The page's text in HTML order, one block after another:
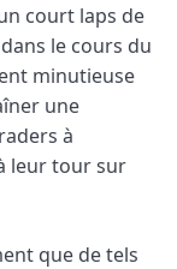
court laps de
le cours du
minutieuse
une
à
leur tour sur
que de tels